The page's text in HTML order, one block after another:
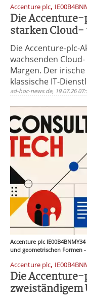
Accenture plc,
Die
starken
Die Accenture-plc-
wachsenden
Margen. Der
klassische IT-
ad-hoc-news.de, 19.07.26
Accenture plc
und geometrischen Formen -
Accenture plc,
Die